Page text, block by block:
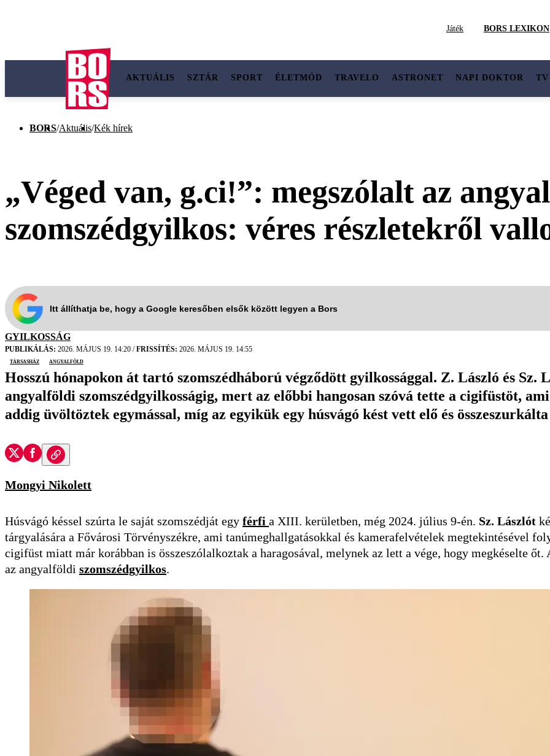
Játék BORS LEXIKON
AKTUÁLIS SZTÁR SPORT ÉLETMÓD TRAVELO ASTRONET NAPI DOKTOR TV
BORS/Aktuális/Kék hírek
„Véged van, g.ci!”: megszólalt az
szomszédgyilkos: véres részletekről
Itt állíthatja be, hogy a Google keresőben elsők között legyen a Bors
GYILKOSSÁG
PUBLIKÁLÁS: 2026. MÁJUS 19. 14:20 /FRISSÍTÉS: 2026. MÁJUS 19. 14:55
társasház
Angyalföld
Hosszú hónapokon át tartó szomszédháború végződött gyilkossággal. Z. László és
angyalföldi szomszédgyilkosságig, mert az előbbi hangosan szóvá tette a cigifüstöt,
addig üvöltöztek egymással, míg az egyikük egy húsvágó kést vett elő és
Mongyi Nikolett
Húsvágó késsel szúrta le saját szomszédját egy férfi a XIII. kerületben, még 2024. július 9-én. Sz. Lászlót
tárgyalására a Fővárosi Törvényszékre, ami tanúmeghallgatásokkal és kamerafelvételek megtekintésével
cigifüst miatt már korábban is összeszólalkoztak a haragosával, melynek az lett a vége, hogy megkéselte
az angyalföldi szomszédgyilkos.